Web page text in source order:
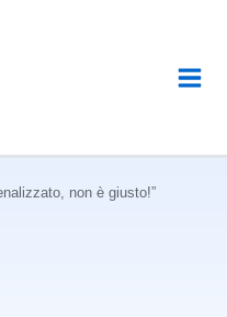
non è giusto!”